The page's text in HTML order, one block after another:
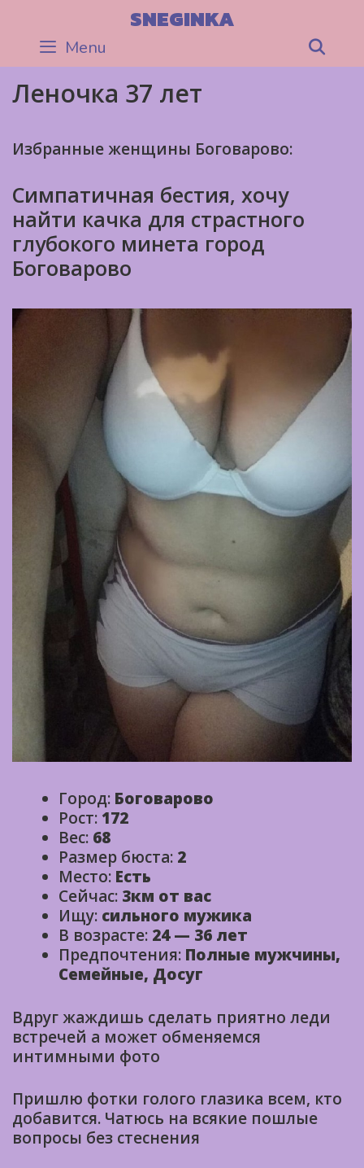
content
SNEGINKA
Menu
Леночка 37 лет
Избранные женщины Боговарово:
Симпатичная бестия, хочу
найти качка для страстного
глубокого минета город
Боговарово
Город: Боговарово
Рост: 172
Вес: 68
Размер бюста: 2
Место: Есть
Сейчас: 3км от вас
Ищу: сильного мужика
В возрасте: 24 — 36 лет
Предпочтения: Полные мужчины,
Семейные, Досуг
Вдруг жаждишь сделать приятно леди
встречей а может обменяемся
интимными фото
Пришлю фотки голого глазика всем, кто
добавится. Чатюсь на всякие пошлые
вопросы без стеснения